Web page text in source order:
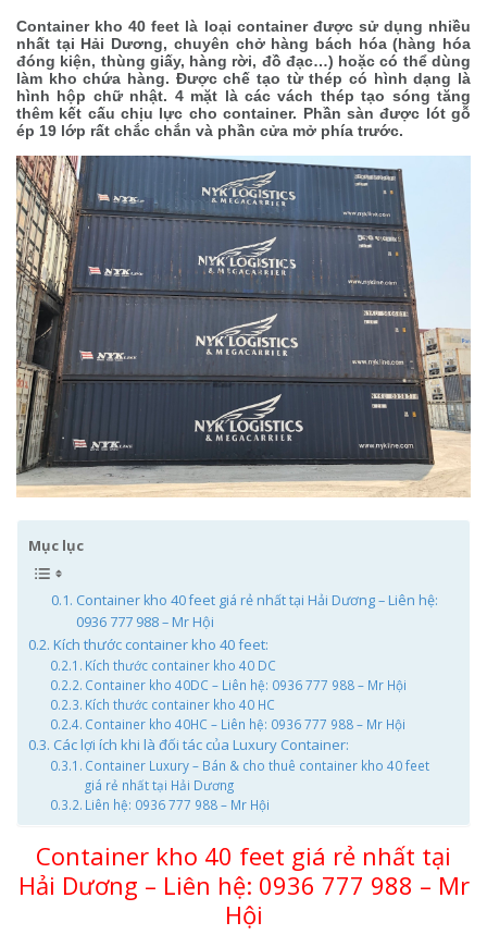
Container kho 40 feet là loại container được sử dụng nhiều
nhất tại Hải Dương, chuyên chở hàng bách hóa (hàng hóa
đóng kiện, thùng giấy, hàng rời, đồ đạc…) hoặc có thể dùng
làm kho chứa hàng. Được chế tạo từ thép có hình dạng là
hình hộp chữ nhật. 4 mặt là các vách thép tạo sóng tăng
thêm kết cấu chịu lực cho container. Phần sàn được lót gỗ
ép 19 lớp rất chắc chắn và phần cửa mở phía trước.
Mục lục
Container kho 40 feet giá rẻ nhất tại Hải Dương – Liên hệ:
0936 777 988 – Mr Hội
Kích thước container kho 40 feet:
Kích thước container kho 40 DC
Container kho 40DC – Liên hệ: 0936 777 988 – Mr Hội
Kích thước container kho 40 HC
Container kho 40HC – Liên hệ: 0936 777 988 – Mr Hội
Các lợi ích khi là đối tác của Luxury Container:
Container Luxury – Bán & cho thuê container kho 40 feet
giá rẻ nhất tại Hải Dương
Liên hệ: 0936 777 988 – Mr Hội
Container kho 40 feet giá rẻ nhất tại
Hải Dương – Liên hệ: 0936 777 988 – Mr
Hội